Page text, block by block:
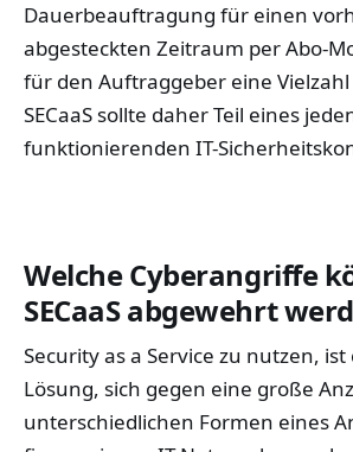
Dauerbeauftragung für einen
abgesteckten Zeitraum per Abo-
für den Auftraggeber eine
SECaaS sollte daher Teil eines
funktionierenden IT-
Welche Cyberangriffe
SECaaS abgewehrt
Security as a Service zu nutzen,
Lösung, sich gegen eine große
unterschiedlichen Formen eines